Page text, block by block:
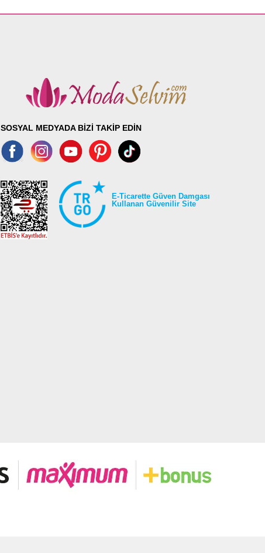
SOSYAL MEDYADA BİZİ TAKİP EDİN
E-Ticarette Güven Damgası
Kullanan Güvenilir Site